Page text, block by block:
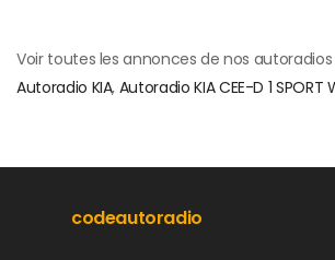
Voir toutes les annonces de nos
Autoradio KIA, Autoradio KIA CEE-D 1 SPORT
codeautoradio